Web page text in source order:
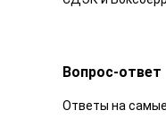
Вопрос-ответ
Ответы на